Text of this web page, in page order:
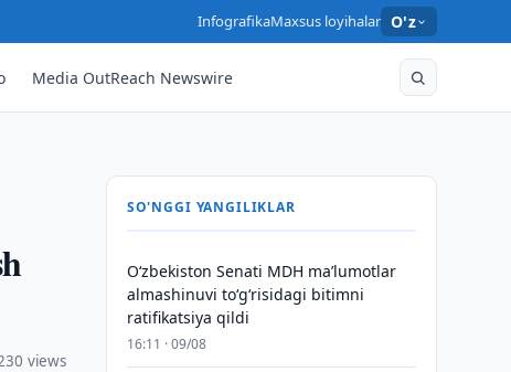
InfografikaMaxsus loyihalar O'z
Media OutReach Newswire
views
SO'NGGI YANGILIKLAR
Oʻzbekiston Senati MDH maʼlumotlar
almashinuvi toʻgʻrisidagi bitimni
ratifikatsiya qildi
16:11 · 09/08